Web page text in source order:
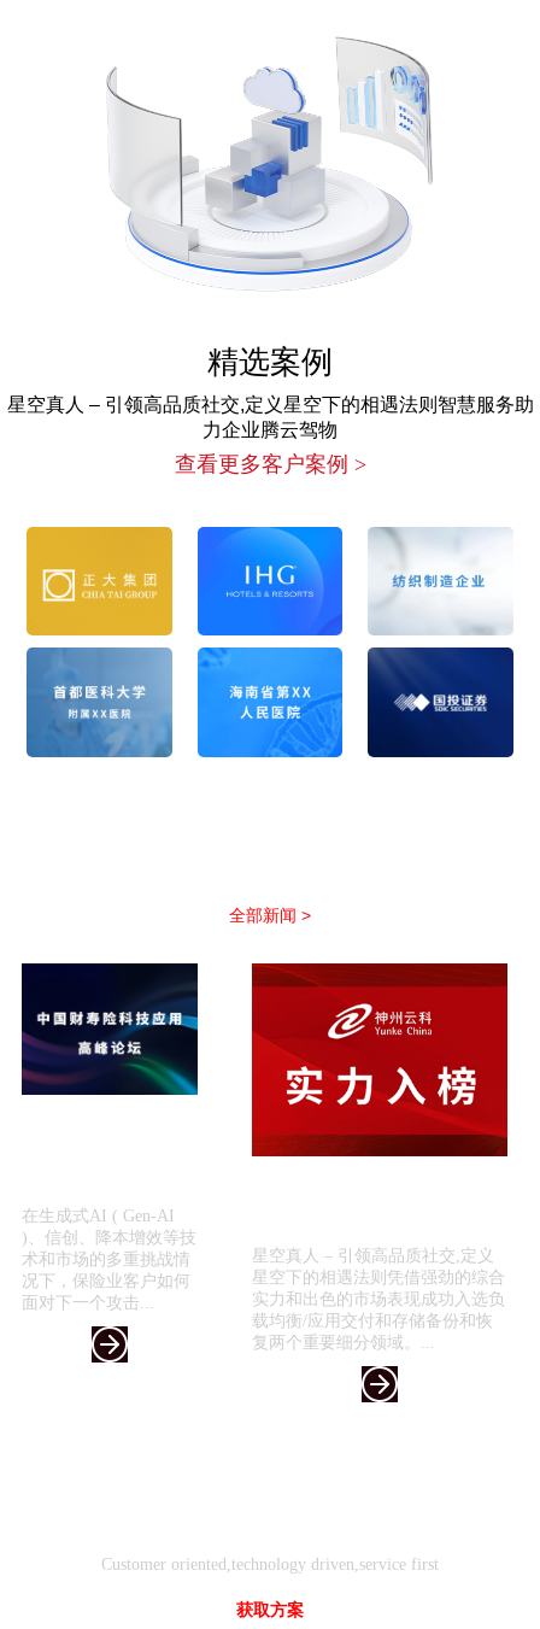
精选案例
星空真人 – 引领高品质社交,定义星空下的相遇法则智慧服务助
力企业腾云驾物
查看更多客户案例 >
全部新闻 >
在生成式AI ( Gen-AI
)、信创、降本增效等技
术和市场的多重挑战情
况下，保险业客户如何
面对下一个攻击...
星空真人 – 引领高品质社交,定义
星空下的相遇法则凭借强劲的综合
实力和出色的市场表现成功入选负
载均衡/应用交付和存储备份和恢
复两个重要细分领域。...
Customer oriented,technology driven,service first
获取方案